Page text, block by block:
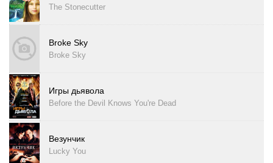
The Stonecutter
Broke Sky
Broke Sky
Игры дьявола
Before the Devil Knows You're Dead
Везунчик
Lucky You